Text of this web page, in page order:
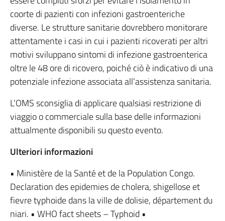
coorte di pazienti con infezioni gastroenteriche
diverse. Le strutture sanitarie dovrebbero monitorare
attentamente i casi in cui i pazienti ricoverati per altri
motivi sviluppano sintomi di infezione gastroenterica
oltre le 48 ore di ricovero, poiché ciò è indicativo di una
potenziale infezione associata all’assistenza sanitaria.
L’OMS sconsiglia di applicare qualsiasi restrizione di
viaggio o commerciale sulla base delle informazioni
attualmente disponibili su questo evento.
Ulteriori informazioni
• Ministère de la Santé et de la Population Congo.
Declaration des epidemies de cholera, shigellose et
fievre typhoide dans la ville de dolisie, département du
niari. • WHO fact sheets – Typhoid •